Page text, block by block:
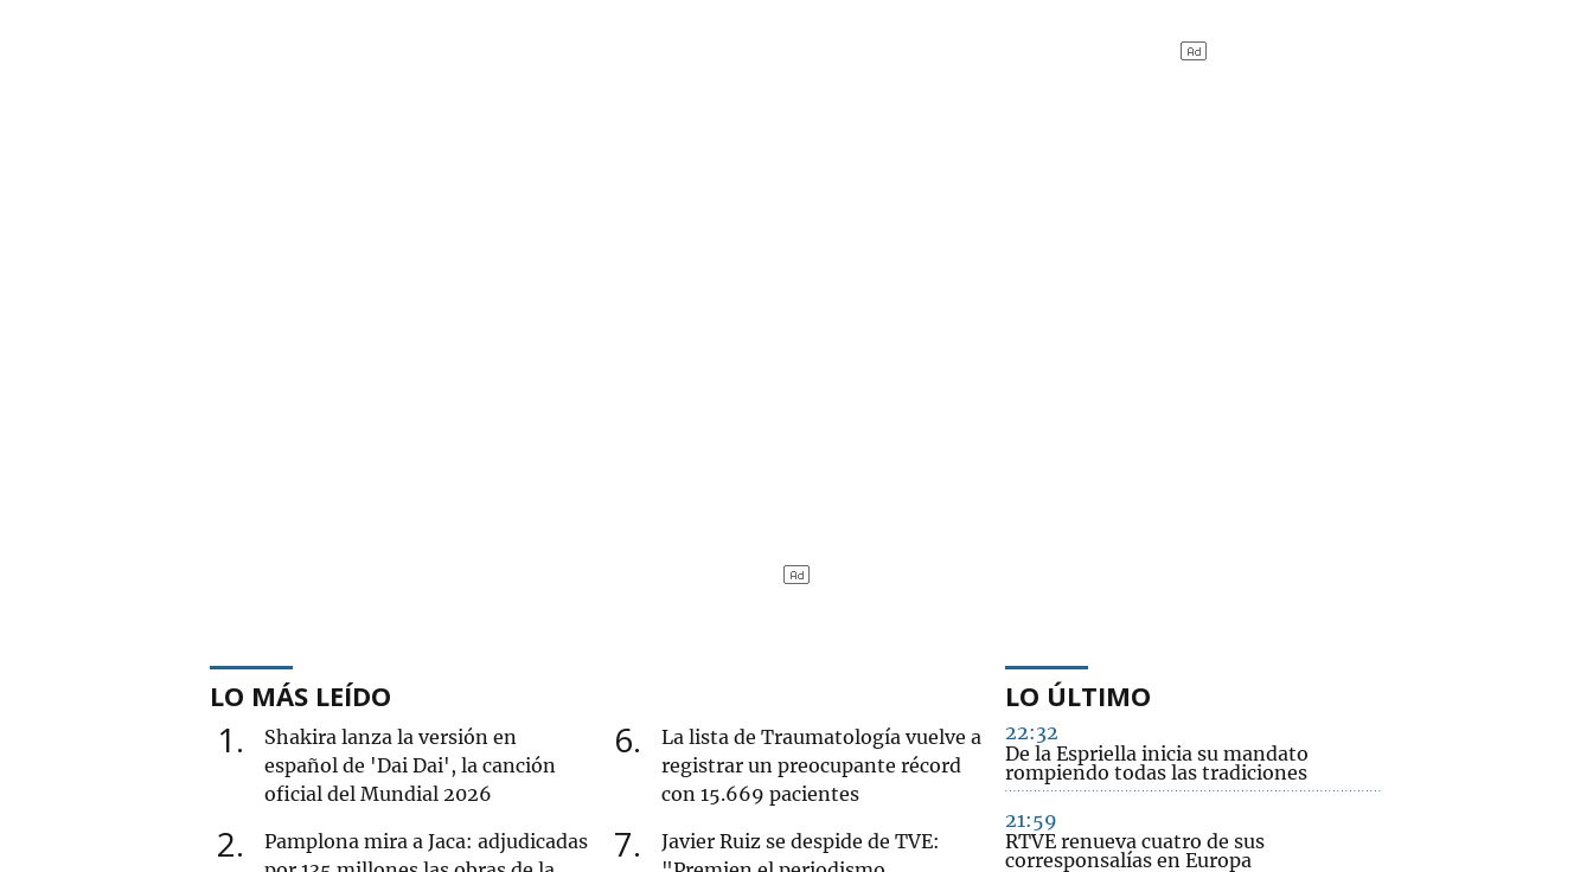
LO MÁS LEÍDO
1
Shakira lanza la versión en
español de 'Dai Dai', la canción
oficial del Mundial 2026
2
Pamplona mira a Jaca: adjudicadas
6
La lista de Traumatología vuelve a
registrar un preocupante récord
con 15.669 pacientes
7
Javier Ruiz se despide de TVE:
LO ÚLTIMO
22:32
De la Espriella inicia su mandato
rompiendo todas las tradiciones
21:59
RTVE renueva cuatro de sus
corresponsalías en Europa